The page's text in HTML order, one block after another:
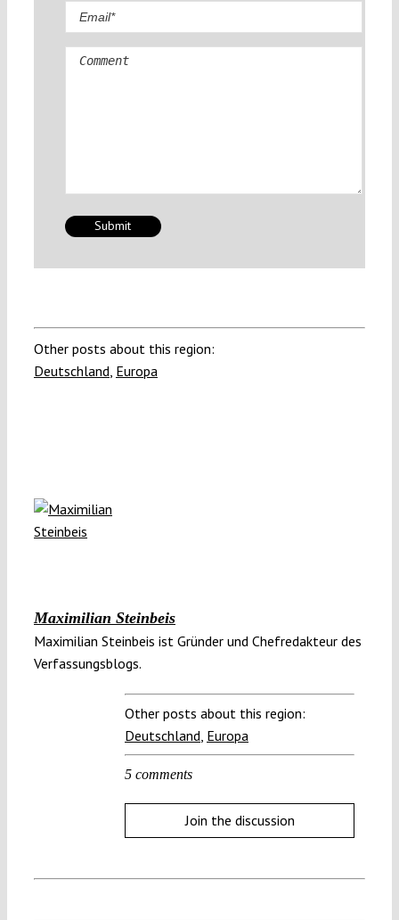
Comment
Other posts about this region:
Deutschland Europa
Maximilian Steinbeis
Maximilian Steinbeis ist Gründer und Chefredakteur des
Verfassungsblogs.
Other posts about this region:
Deutschland Europa
5 comments
Join the discussion